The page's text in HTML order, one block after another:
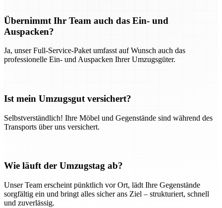
Übernimmt Ihr Team auch das Ein- und
Auspacken?
Ja, unser Full-Service-Paket umfasst auf Wunsch auch das
professionelle Ein- und Auspacken Ihrer Umzugsgüter.
Ist mein Umzugsgut versichert?
Selbstverständlich! Ihre Möbel und Gegenstände sind während des
Transports über uns versichert.
Wie läuft der Umzugstag ab?
Unser Team erscheint pünktlich vor Ort, lädt Ihre Gegenstände
sorgfältig ein und bringt alles sicher ans Ziel – strukturiert, schnell
und zuverlässig.